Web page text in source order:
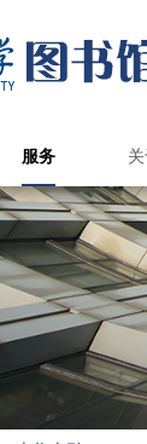
数据库导航
CARSI访问数据
电子期刊导航
上大学术资源地
电子图书
多媒体资源
校外访问
版权公告
书刊捐赠
新书通告
馆藏报刊目录
985高校馆
211高校馆
港澳台高校馆
国外高校馆
国内外公共馆
服务
总台服务
借阅服务
际互借/文献传递
情报服务
读者培训
参观接待
空间服务
自助服务
书刊荐购
电子资源荐购研
图